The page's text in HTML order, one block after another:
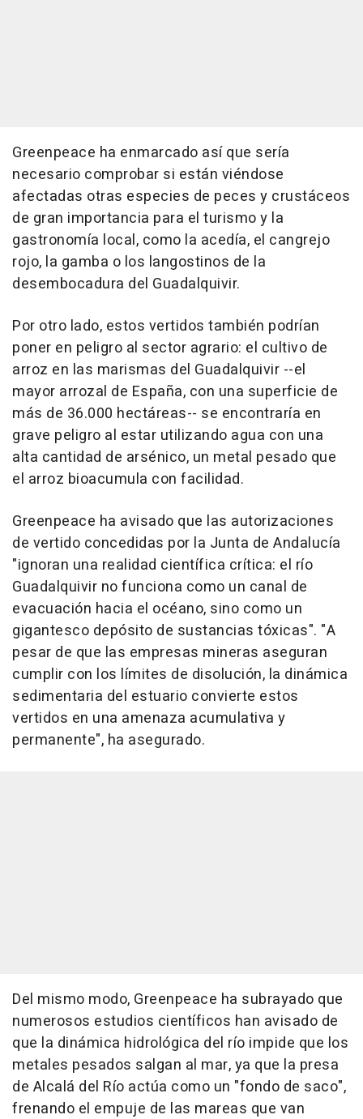
Greenpeace ha enmarcado así que sería
necesario comprobar si están viéndose
afectadas otras especies de peces y crustáceos
de gran importancia para el turismo y la
gastronomía local, como la acedía, el cangrejo
rojo, la gamba o los langostinos de la
desembocadura del Guadalquivir.
Por otro lado, estos vertidos también podrían
poner en peligro al sector agrario: el cultivo de
arroz en las marismas del Guadalquivir --el
mayor arrozal de España, con una superficie de
más de 36.000 hectáreas-- se encontraría en
grave peligro al estar utilizando agua con una
alta cantidad de arsénico, un metal pesado que
el arroz bioacumula con facilidad.
Greenpeace ha avisado que las autorizaciones
de vertido concedidas por la Junta de Andalucía
"ignoran una realidad científica crítica: el río
Guadalquivir no funciona como un canal de
evacuación hacia el océano, sino como un
gigantesco depósito de sustancias tóxicas". "A
pesar de que las empresas mineras aseguran
cumplir con los límites de disolución, la dinámica
sedimentaria del estuario convierte estos
vertidos en una amenaza acumulativa y
permanente", ha asegurado.
Del mismo modo, Greenpeace ha subrayado que
numerosos estudios científicos han avisado de
que la dinámica hidrológica del río impide que los
metales pesados salgan al mar, ya que la presa
de Alcalá del Río actúa como un "fondo de saco",
frenando el empuje de las mareas que van